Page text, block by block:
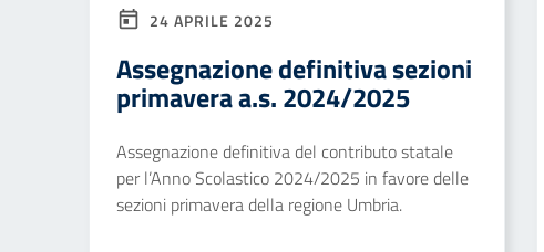
24 APRILE 2025
Assegnazione definitiva sezioni
primavera a.s. 2024/2025
Assegnazione definitiva del contributo statale
per l’Anno Scolastico 2024/2025 in favore delle
sezioni primavera della regione Umbria.